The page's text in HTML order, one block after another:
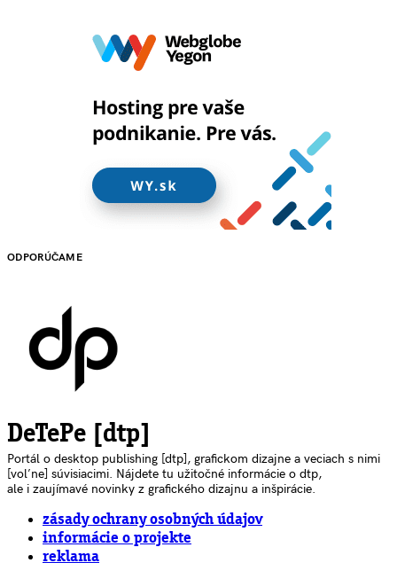
ODPORÚČAME
DeTePe [dtp]
Portál o desktop publishing [dtp], grafickom dizajne a veciach s nimi
[voľne] súvisiacimi. Nájdete tu užitočné informácie o dtp,
ale i zaujímavé novinky z grafického dizajnu a inšpirácie.
zásady ochrany osobných údajov
informácie o projekte
reklama